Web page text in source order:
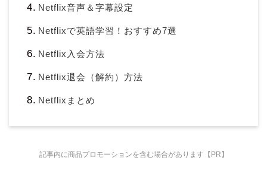
Netflix音声＆字幕設定
Netflixで英語学習！おすすめ7選
Netflix入会方法
Netflix退会（解約）方法
Netflixまとめ
記事内に商品プロモーションを含む場合があります【PR】